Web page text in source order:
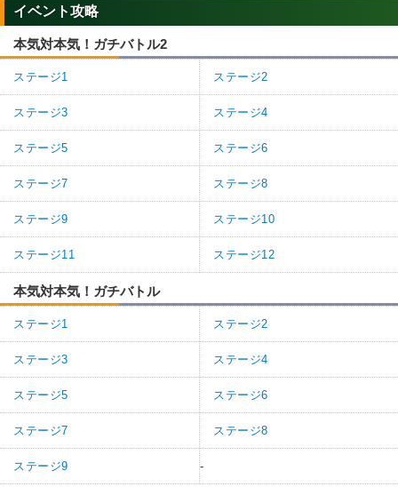
イベント攻略
本気対本気！ガチバトル2
ステージ1 ステージ2
ステージ3 ステージ4
ステージ5 ステージ6
ステージ7 ステージ8
ステージ9 ステージ10
ステージ11 ステージ12
本気対本気！ガチバトル
ステージ1 ステージ2
ステージ3 ステージ4
ステージ5 ステージ6
ステージ7 ステージ8
ステージ9 -